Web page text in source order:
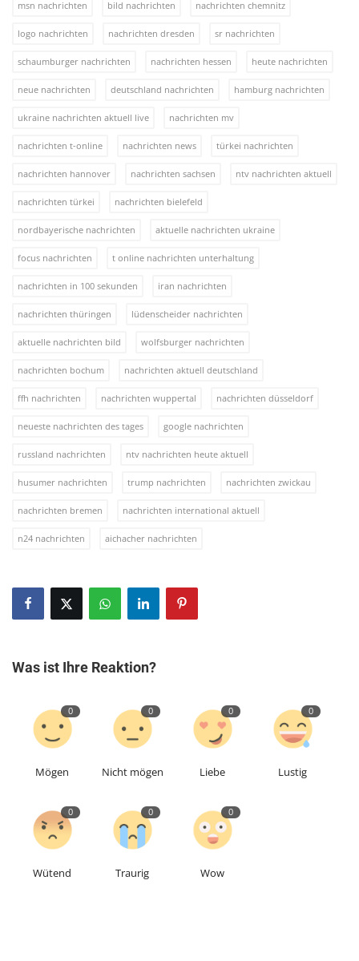
msn nachrichten bild nachrichten nachrichten chemnitz
logo nachrichten nachrichten dresden sr nachrichten
schaumburger nachrichten nachrichten hessen heute nachrichten
neue nachrichten deutschland nachrichten hamburg nachrichten
ukraine nachrichten aktuell live nachrichten mv
nachrichten t-online nachrichten news türkei nachrichten
nachrichten hannover nachrichten sachsen ntv nachrichten aktuell
nachrichten türkei nachrichten bielefeld
nordbayerische nachrichten aktuelle nachrichten ukraine
focus nachrichten t online nachrichten unterhaltung
nachrichten in 100 sekunden iran nachrichten
nachrichten thüringen lüdenscheider nachrichten
aktuelle nachrichten bild wolfsburger nachrichten
nachrichten bochum nachrichten aktuell deutschland
ffh nachrichten nachrichten wuppertal nachrichten düsseldorf
neueste nachrichten des tages google nachrichten
russland nachrichten ntv nachrichten heute aktuell
husumer nachrichten trump nachrichten nachrichten zwickau
nachrichten bremen nachrichten international aktuell
n24 nachrichten aichacher nachrichten
Was ist Ihre Reaktion?
0
Mögen
0
Nicht mögen
0
Liebe
0
Lustig
0
Wütend
0
Traurig
0
Wow